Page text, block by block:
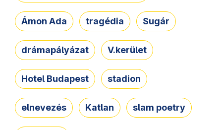
Ámon Ada tragédia Sugár
drámapályázat V.kerület
Hotel Budapest stadion
elnevezés Katlan slam poetry